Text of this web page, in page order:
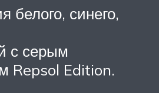
белого, синего,
с серым
Repsol Edition.